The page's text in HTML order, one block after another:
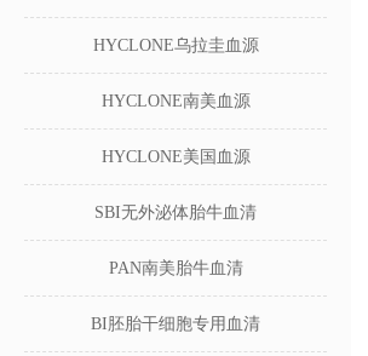
HYCLONE乌拉圭血源
HYCLONE南美血源
HYCLONE美国血源
SBI无外泌体胎牛血清
PAN南美胎牛血清
BI胚胎干细胞专用血清